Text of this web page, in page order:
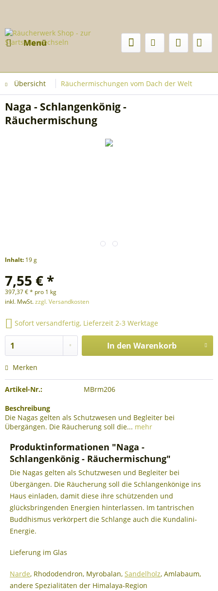
Menü
Übersicht Räuchermischungen vom Dach der Welt
Naga - Schlangenkönig -
Räuchermischung
Inhalt: 19 g
7,55 € *
397,37 € * pro 1 kg
inkl. MwSt.zzgl. Versandkosten
Sofort versandfertig, Lieferzeit 2-3 Werktage
In den Warenkorb
Merken
Artikel-Nr.: MBrm206
Beschreibung
Die Nagas gelten als Schutzwesen und Begleiter bei
Übergängen. Die Räucherung soll die... mehr
Produktinformationen "Naga -
Schlangenkönig - Räuchermischung"
Die Nagas gelten als Schutzwesen und Begleiter bei
Übergängen. Die Räucherung soll die Schlangenkönige ins
Haus einladen, damit diese ihre schützenden und
glücksbringenden Energien hinterlassen. Im tantrischen
Buddhismus verkörpert die Schlange auch die Kundalini-
Energie.
Lieferung im Glas
Narde, Rhododendron, Myrobalan, Sandelholz, Amlabaum,
andere Spezialitäten der Himalaya-Region